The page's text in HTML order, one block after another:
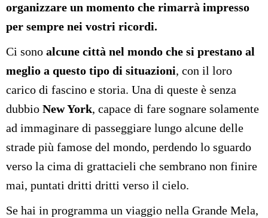
organizzare un momento che rimarrà impresso
per sempre nei vostri ricordi.
Ci sono alcune città nel mondo che si prestano al
meglio a questo tipo di situazioni, con il loro
carico di fascino e storia. Una di queste è senza
dubbio New York, capace di fare sognare solamente
ad immaginare di passeggiare lungo alcune delle
strade più famose del mondo, perdendo lo sguardo
verso la cima di grattacieli che sembrano non finire
mai, puntati dritti dritti verso il cielo.
Se hai in programma un viaggio nella Grande Mela,